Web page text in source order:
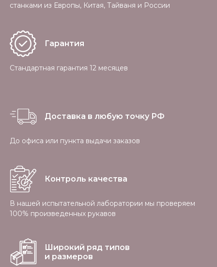
станками из Европы, Китая, Тайваня и России
Гарантия
Стандартная гарантия 12 месяцев
Доставка в любую точку РФ
До офиса или пункта выдачи заказов
Контроль качества
В нашей испытательной лаборатории мы проверяем
100% произведенных рукавов
Широкий ряд типов
и размеров